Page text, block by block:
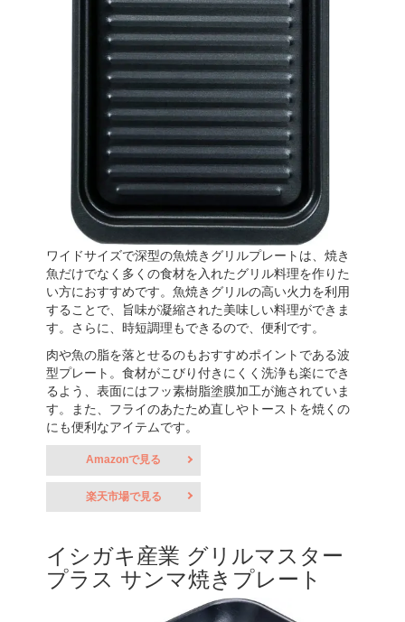
ワイドサイズで深型の魚焼きグリルプレートは、焼き
魚だけでなく多くの食材を入れたグリル料理を作りた
い方におすすめです。魚焼きグリルの高い火力を利用
することで、旨味が凝縮された美味しい料理ができま
す。さらに、時短調理もできるので、便利です。
肉や魚の脂を落とせるのもおすすめポイントである波
型プレート。食材がこびり付きにくく洗浄も楽にでき
るよう、表面にはフッ素樹脂塗膜加工が施されていま
す。また、フライのあたため直しやトーストを焼くの
にも便利なアイテムです。
Amazonで見る
楽天市場で見る
イシガキ産業 グリルマスター
プラス サンマ焼きプレート